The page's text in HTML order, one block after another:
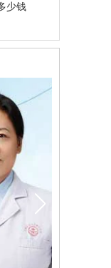
少钱